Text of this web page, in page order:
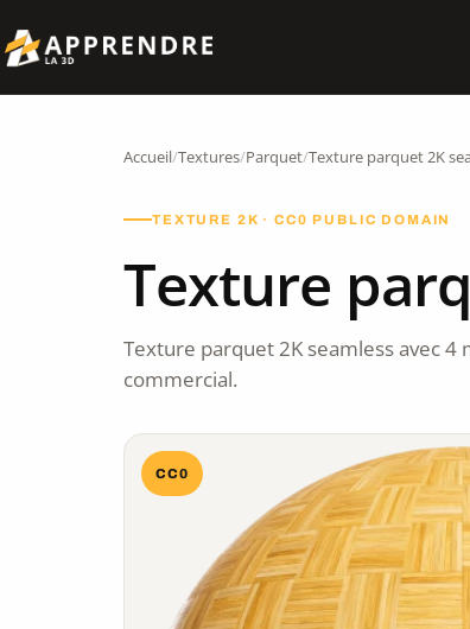
Accueil/Textures/Parquet/Texture parquet 2K
TEXTURE 2K · CC0 PUBLIC DOMAIN
Texture
Texture parquet 2K seamless avec 4
commercial.
CC0